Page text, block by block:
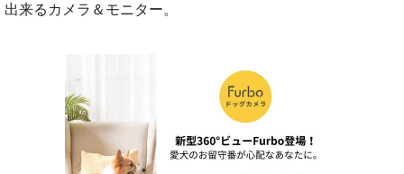
出来るカメラ＆モニター。